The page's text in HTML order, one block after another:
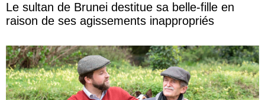
Le sultan de Brunei destitue sa belle-fille en
raison de ses agissements inappropriés